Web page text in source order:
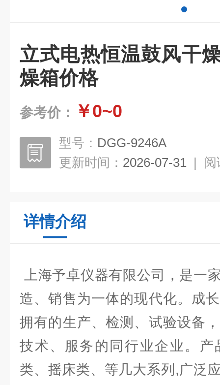
立式电热恒温鼓风干
燥箱价格
参考价： ￥0~0
型号： DGG-9246A
更新时间： 2026-07-31 | 阅
详情介绍
上海予卓仪器有限公司，是一
造、销售为一体的现代化。成
拥有的生产、检测、试验设备
技术、服务的同行业企业。产
类、摇床类、等几大系列,广泛